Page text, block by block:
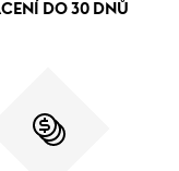
DO 30 DNŮ